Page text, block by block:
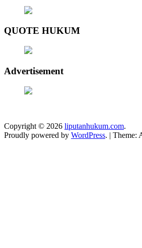
QUOTE HUKUM
Advertisement
Copyright © 2026 liputanhukum.com.
Proudly powered by WordPress. | Theme: